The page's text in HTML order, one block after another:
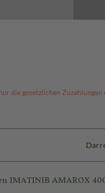
die gesetzlichen
AMAROX